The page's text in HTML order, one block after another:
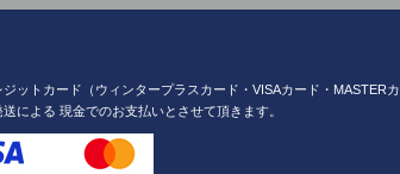
ットカード（ウィンタープラスカード・VISAカード・MASTERカ
による 現金でのお支払いとさせて頂きます。